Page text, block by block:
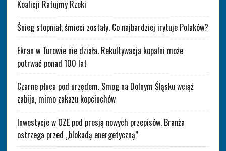
Koalicji Ratujmy Rzeki
Śnieg stopniał, śmieci zostały. Co najbardziej irytuje Polaków?
Ekran w Turowie nie działa. Rekultywacja kopalni może
potrwać ponad 100 lat
Czarne płuca pod urzędem. Smog na Dolnym Śląsku wciąż
zabija, mimo zakazu kopciuchów
Inwestycje w OZE pod presją nowych przepisów. Branża
ostrzega przed „blokadą energetyczną”